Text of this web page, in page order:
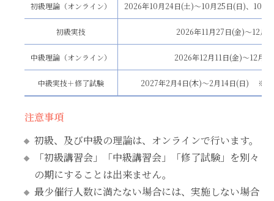
初級理論（オンライン） 2026年10月24日(土)〜10月25日(日)、10月
初級実技 2026年11月27日(金)〜12月3
中級理論（オンライン） 2026年12月11日(金)〜12月
中級実技＋修了試験 2027年2月4日(木)〜2月14日(日) ※2
注意事項
初級、及び中級の理論は、オンラインで行います。
「初級講習会」「中級講習会」「修了試験」を別々
の期にすることは出来ません。
最少催行人数に満たない場合には、実施しない場合